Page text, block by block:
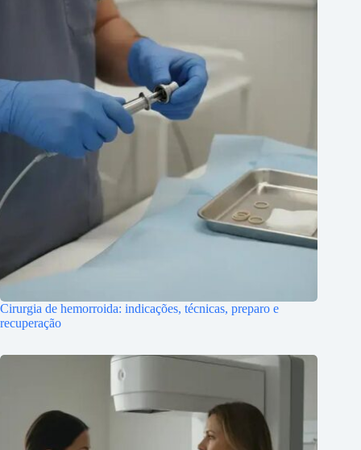
Cirurgia de hemorroida: indicações, técnicas, preparo e
recuperação